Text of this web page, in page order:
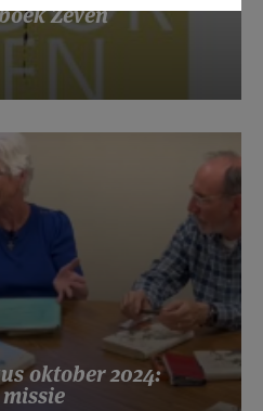
Zeven
oktober 2024: